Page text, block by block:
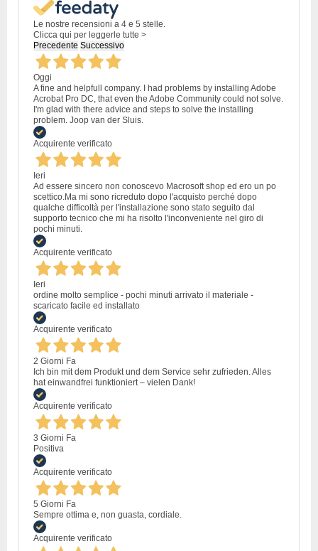
Le nostre recensioni a 4 e 5 stelle.
Clicca qui per leggerle tutte >
Precedente Successivo
Oggi
A fine and helpfull company. I had problems by installing Adobe
Acrobat Pro DC, that even the Adobe Community could not solve.
I'm glad with there advice and steps to solve the installing
problem. Joop van der Sluis.
Acquirente verificato
Ieri
Ad essere sincero non conoscevo Macrosoft shop ed ero un po
scettico.Ma mi sono ricreduto dopo l'acquisto perché dopo
qualche difficoltà per l'installazione sono stato seguito dal
supporto tecnico che mi ha risolto l'inconveniente nel giro di
pochi minuti.
Acquirente verificato
Ieri
ordine molto semplice - pochi minuti arrivato il materiale -
scaricato facile ed installato
Acquirente verificato
2 Giorni Fa
Ich bin mit dem Produkt und dem Service sehr zufrieden. Alles
hat einwandfrei funktioniert – vielen Dank!
Acquirente verificato
3 Giorni Fa
Positiva
Acquirente verificato
5 Giorni Fa
Sempre ottima e, non guasta, cordiale.
Acquirente verificato